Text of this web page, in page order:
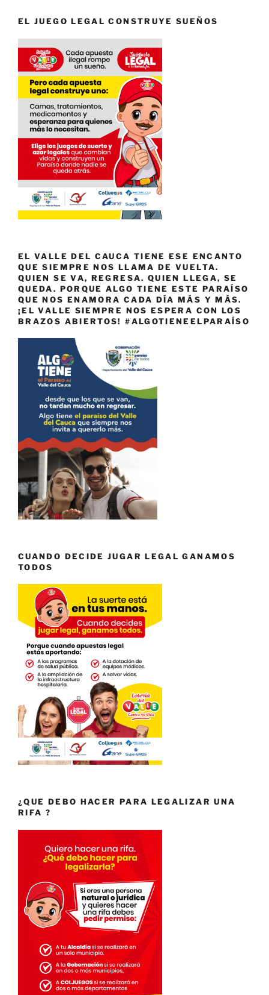
EL JUEGO LEGAL CONSTRUYE SUEÑOS
EL VALLE DEL CAUCA TIENE ESE ENCANTO
QUE SIEMPRE NOS LLAMA DE VUELTA.
QUIEN SE VA, REGRESA. QUIEN LLEGA, SE
QUEDA. PORQUE ALGO TIENE ESTE PARAÍSO
QUE NOS ENAMORA CADA DÍA MÁS Y MÁS.
¡EL VALLE SIEMPRE NOS ESPERA CON LOS
BRAZOS ABIERTOS! #ALGOTIENEELPARAÍSO
CUANDO DECIDE JUGAR LEGAL GANAMOS
TODOS
¿QUE DEBO HACER PARA LEGALIZAR UNA
RIFA ?